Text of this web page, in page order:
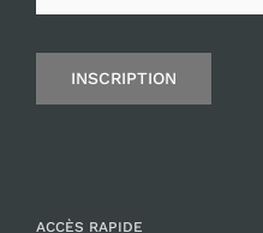
INSCRIPTION
ACCÈS RAPIDE